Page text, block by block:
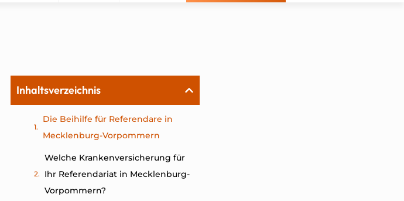
Inhaltsverzeichnis
Die Beihilfe für Referendare in
Mecklenburg-Vorpommern
Welche Krankenversicherung für
Ihr Referendariat in Mecklenburg-
Vorpommern?